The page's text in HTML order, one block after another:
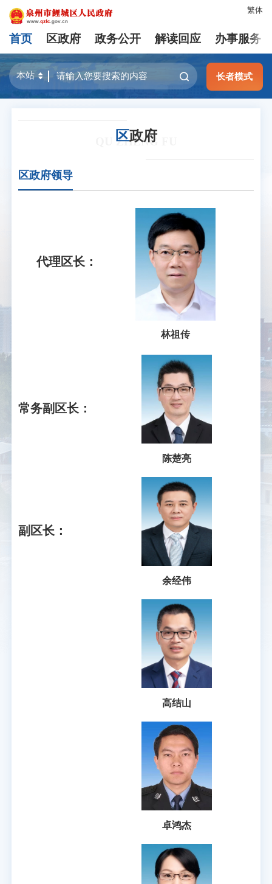
繁体
首页 区政府 政务公开 解读回应 办事服务
长者模式
区政府
QU ZHENG FU
区政府领导
代理区长：
林祖传
常务副区长：
陈楚亮
副区长：
余经伟
高结山
卓鸿杰